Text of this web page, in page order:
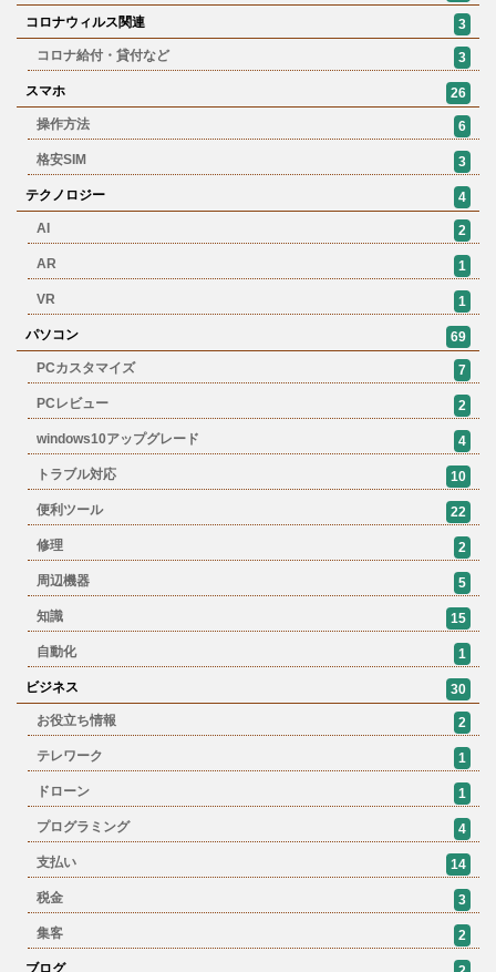
コロナウィルス関連
3
コロナ給付・貸付など
3
スマホ
26
操作方法
6
格安SIM 3
テクノロジー
4
AI
2
AR 1
VR 1
パソコン
69
PCカスタマイズ
7
PCレビュー 2
windows10アップグレード 4
トラブル対応 10
便利ツール 22
修理 2
周辺機器 5
知識 15
自動化 1
ビジネス
30
お役立ち情報
2
テレワーク 1
ドローン 1
プログラミング 4
支払い 14
税金 3
集客 2
ブログ